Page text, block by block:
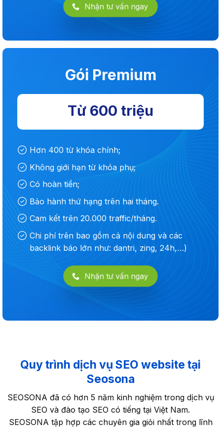
Nhận tư vấn ngay
Gói Premium
Từ 600 triệu
Hơn 400 từ khóa chính;
Không giới hạn từ khóa phụ;
Có hoàn tiền;
Bảo hành thứ hạng trên hai tháng.
Cam kết trên 20.000 traffic/tháng.
Chi phí trên bao gồm cả nội dung và các
backlink báo lớn như: dantri, zing, 24h,…)
Nhận tư vấn ngay
Quy trình dịch vụ SEO website tại
Seosona
SEOSONA đã có hơn 5 năm kinh nghiệm trong dịch vụ
SEO và đào tạo SEO có tiếng tại Việt Nam.
SEOSONA tập hợp các chuyên gia giỏi nhất trong lĩnh